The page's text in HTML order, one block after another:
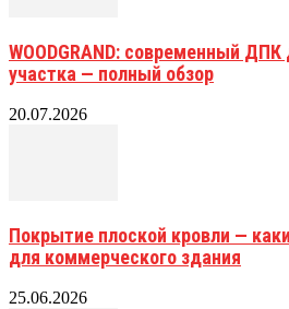
WOODGRAND: современный ДПК
участка — полный обзор
20.07.2026
Покрытие плоской кровли —
для коммерческого здания
25.06.2026